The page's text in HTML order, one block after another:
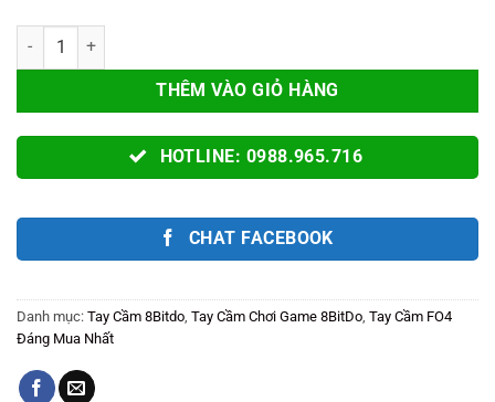
Tay Cầm Chơi Game 8BitDo Ultimate Wired Controller For Xbox,
THÊM VÀO GIỎ HÀNG
HOTLINE: 0988.965.716
CHAT FACEBOOK
Danh mục: Tay Cầm 8Bitdo Tay Cầm Chơi Game 8BitDo Tay Cầm FO4
Đáng Mua Nhất